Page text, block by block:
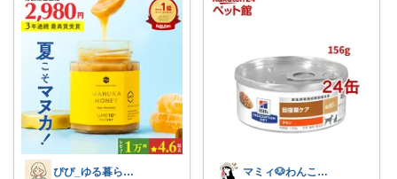
ぴぴ_ゆる暮らし🌿 マミィ🐶わんこと暮らす｜お得情報係